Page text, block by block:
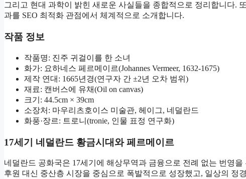
그리고 현대 과학이 밝힌 새로운 사실들을 종합적으로 정리합니다.
과를 SEO 최적화 관점에서 체계적으로 소개합니다.
작품 정보
작품명: 진주 귀걸이를 한 소녀
화가: 요하네스 페르메이르(Johannes Vermeer, 1632-1675)
제작 연대: 1665년경(연구자 간 ±2년 오차 범위)
재료: 캔버스에 유채(Oil on canvas)
크기: 44.5cm × 39cm
소장처: 마우리츠호이스 미술관, 헤이그, 네덜란드
화풍·장르: 트로니(tronie, 인물 표정 연구화)
17세기 네덜란드 황금시대와 페르메이르
네덜란드 공화국은 17세기에 해상무역과 금융으로 전례 없는 번영을
후원 대신 중산층 시장을 중심으로 폭발적으로 성장했고, 일상의